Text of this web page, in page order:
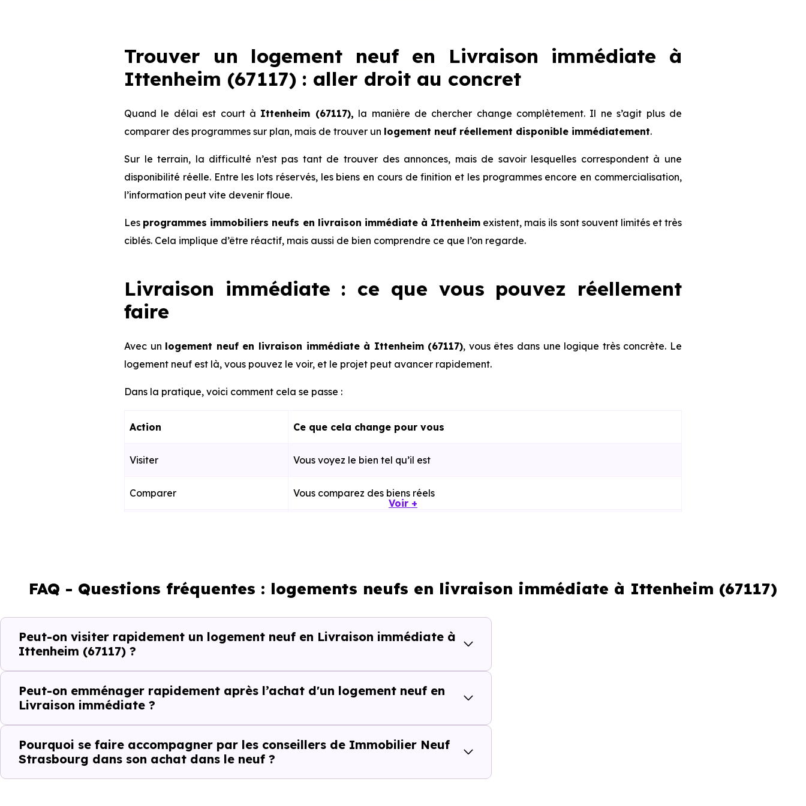
Trouver un logement neuf en Livraison immédiate à
Ittenheim (67117) : aller droit au concret
Quand le délai est court à Ittenheim (67117), la manière de chercher change complètement. Il ne s’agit plus de
comparer des programmes sur plan, mais de trouver un logement neuf réellement disponible immédiatement.
Sur le terrain, la difficulté n’est pas tant de trouver des annonces, mais de savoir lesquelles correspondent à une
disponibilité réelle. Entre les lots réservés, les biens en cours de finition et les programmes encore en commercialisation,
l’information peut vite devenir floue.
Les programmes immobiliers neufs en livraison immédiate à Ittenheim existent, mais ils sont souvent limités et très
ciblés. Cela implique d’être réactif, mais aussi de bien comprendre ce que l’on regarde.
Livraison immédiate : ce que vous pouvez réellement
faire
Avec un logement neuf en livraison immédiate à Ittenheim (67117), vous êtes dans une logique très concrète. Le
logement neuf est là, vous pouvez le voir, et le projet peut avancer rapidement.
Dans la pratique, voici comment cela se passe :
Action Ce que cela change pour vous
Visiter Vous voyez le bien tel qu’il est
Comparer Vous comparez des biens réels
Emménager Possible plus rapidement
Ce fonctionnement est particulièrement adapté si vous avez une contrainte de calendrier ou si vous souhaitez éviter
toute projection théorique.
Éviter les pertes de temps dans une recherche urgente
Dans un projet rapide, chaque visite inutile ou chaque information imprécise peut vous faire perdre plusieurs jours.
AvecImmobilier Neuf Strasbourg,
Ittenheim (67117)réellement disponibles.
Voir +
FAQ - Questions fréquentes : logements neufs en livraison immédiate à Ittenheim (67117)
Peut-on visiter rapidement un logement neuf en Livraison immédiate à
Ittenheim (67117) ?
Peut-on emménager rapidement après l’achat d'un logement neuf en
Livraison immédiate ?
Pourquoi se faire accompagner par les conseillers de Immobilier Neuf
Strasbourg dans son achat dans le neuf ?